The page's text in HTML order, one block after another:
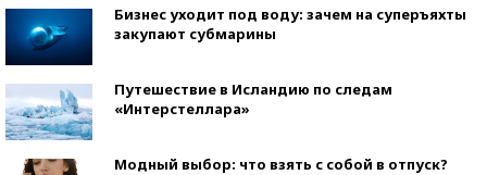
Бизнес уходит под воду: зачем на суперъяхты
закупают субмарины
Путешествие в Исландию по следам
«Интерстеллара»
Модный выбор: что взять с собой в отпуск?